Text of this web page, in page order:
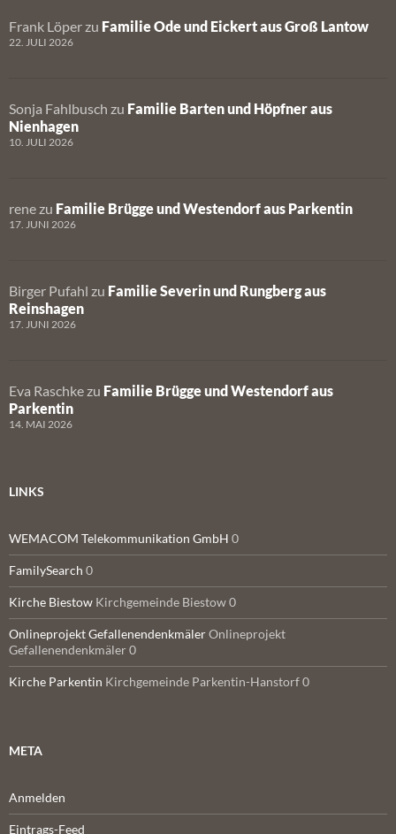
Frank Löper zu Familie Ode und Eickert aus Groß Lantow
22. JULI 2026
Sonja Fahlbusch zu Familie Barten und Höpfner aus
Nienhagen
10. JULI 2026
rene zu Familie Brügge und Westendorf aus Parkentin
17. JUNI 2026
Birger Pufahl zu Familie Severin und Rungberg aus
Reinshagen
17. JUNI 2026
Eva Raschke zu Familie Brügge und Westendorf aus
Parkentin
14. MAI 2026
LINKS
WEMACOM Telekommunikation GmbH 0
FamilySearch 0
Kirche Biestow Kirchgemeinde Biestow 0
Onlineprojekt GefallenendenkmälerOnlineprojekt
Gefallenendenkmäler 0
Kirche Parkentin Kirchgemeinde Parkentin-Hanstorf 0
META
Anmelden
Eintrags-Feed